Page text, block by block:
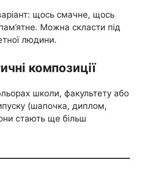
щось смачне, щось
Можна скласти під
людини.
композиції
школи, факультету або
(шапочка, диплом,
стають ще більш